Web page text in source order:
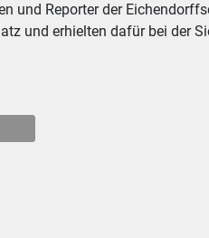
und Reporter der
und erhielten dafür bei der